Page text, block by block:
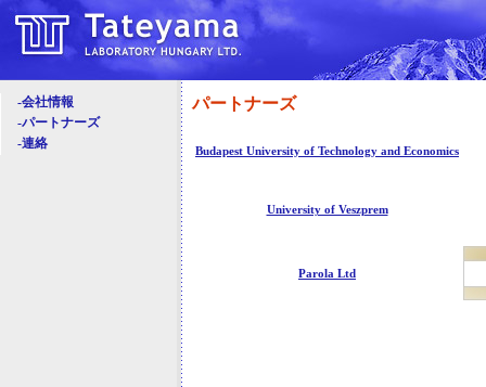
-会社情報
-パートナーズ
-連絡
パートナーズ
Budapest University of Technology and Economics
University of Veszprem
Parola Ltd